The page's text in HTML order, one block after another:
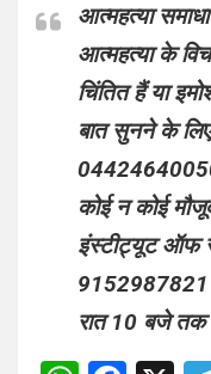
आत्महत्या
आत्महत्या के
चिंतित हैं या
बात सुनने के
कोई न कोई
इंस्टीट्यूट ऑफ
9152987821
रात 10 बजे